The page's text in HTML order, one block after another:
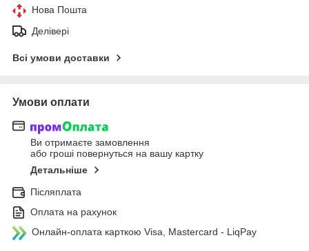
Нова Пошта
Делівері
Всі умови доставки
Умови оплати
Ви отримаєте замовлення
або гроші повернуться на вашу картку
Детальніше
Післяплата
Оплата на рахунок
Онлайн-оплата карткою Visa, Mastercard - LiqPay